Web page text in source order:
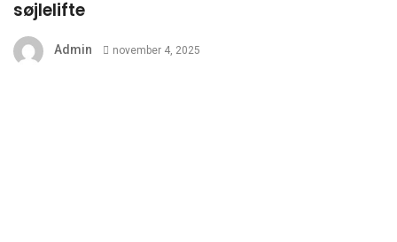
søjlelifte
Admin november 4, 2025